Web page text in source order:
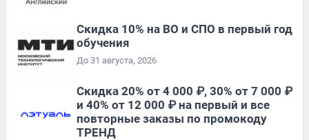
Скидка 10% на ВО и СПО в первый год
обучения
До 31 августа, 2026
Скидка 20% от 4 000 ₽, 30% от 7 000 ₽
и 40% от 12 000 ₽ на первый и все
повторные заказы по промокоду
ТРЕНД